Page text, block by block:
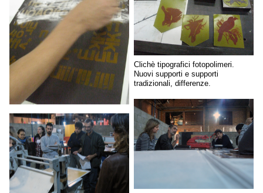
Clichè tipografici fotopolimeri.
Nuovi supporti e supporti
tradizionali, differenze.